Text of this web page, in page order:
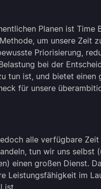
Planen ist Time
um unsere Zeit
Priorisierung,
bei der
tun ist, und bietet einen
für unsere
alle verfügbare
tun wir uns selbst
einen großen Dienst.
Leistungsfähigkeit im
ist.